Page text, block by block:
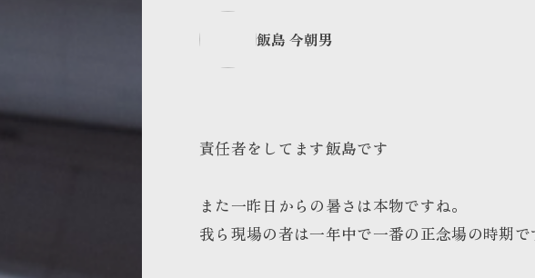
飯島 今朝男
責任者をしてます飯島です
また一昨日からの暑さは本物ですね。
我ら現場の者は一年中で一番の正念場の時期で